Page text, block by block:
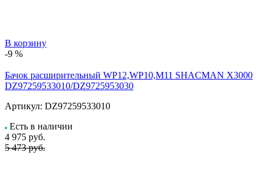
В корзину
-9 %
Бачок расширительный WP12,WP10,M11 SHACMAN X3000
DZ97259533010/DZ9725953030
Артикул: DZ97259533010
Есть в наличии
4 975 руб.
5 473 руб.